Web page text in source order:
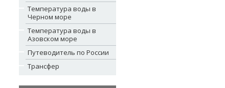
Температура воды в
Черном море
Температура воды в
Азовском море
Путеводитель по России
Трансфер